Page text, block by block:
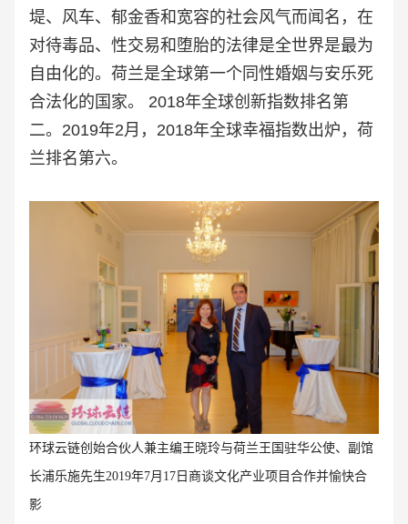
堤、风车、郁金香和宽容的社会风气而闻名，在
对待毒品、性交易和堕胎的法律是全世界是最为
自由化的。荷兰是全球第一个同性婚姻与安乐死
合法化的国家。 2018年全球创新指数排名第
二。2019年2月，2018年全球幸福指数出炉，荷
兰排名第六。
环球云链创始合伙人兼主编王晓玲与荷兰王国驻华公使、副馆
长浦乐施先生2019年7月17日商谈文化产业项目合作并愉快合
影